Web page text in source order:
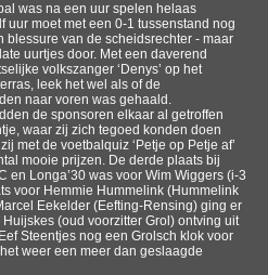
was na een uur spelen helaas
uur moet met een 0-1 tussenstand nog
van de scheidsrechter - maar
uurtjes door. Met een daverend
volkszanger ‘Denys’ op het
leek het wel als of de
naar voren was gehaald.
de sponsoren elkaar al getroffen
waar zij zich tegoed konden doen
met de voetbalquiz ‘Petje op Petje af’
mooie prijzen. De derde plaats bij
en Longa’30 was voor Wim Wiggers (i-3
voor Hemmie Hummelink (Hummelink
Eekelder (Eefting-Rensing) ging er
(oud voorzitter Grol) ontving uit
Steentjes nog een Grolsch klok voor
weer een meer dan geslaagde